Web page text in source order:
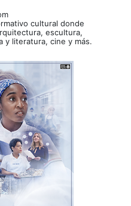
cultural donde
escultura,
y literatura, cine y más.